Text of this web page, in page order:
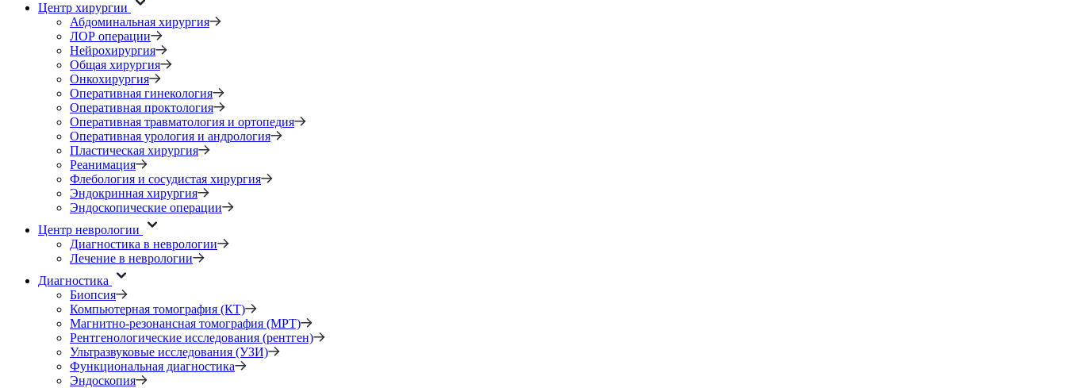
Центр хирургии
Абдоминальная хирургия
ЛОР операции
Нейрохирургия
Общая хирургия
Онкохирургия
Оперативная гинекология
Оперативная проктология
Оперативная травматология и ортопедия
Оперативная урология и андрология
Пластическая хирургия
Реанимация
Флебология и сосудистая хирургия
Эндокринная хирургия
Эндоскопические операции
Центр неврологии
Диагностика в неврологии
Лечение в неврологии
Диагностика
Биопсия
Компьютерная томография (КТ)
Магнитно-резонансная томография (МРТ)
Рентгенологические исследования (рентген)
Ультразвуковые исследования (УЗИ)
Функциональная диагностика
Эндоскопия